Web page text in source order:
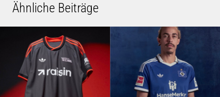
Ähnliche Beiträge